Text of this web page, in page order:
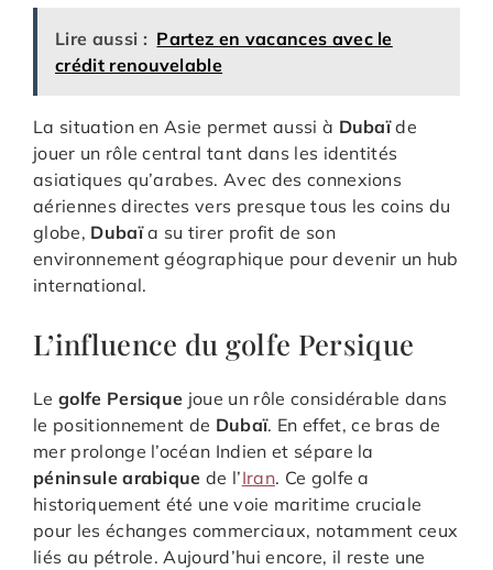
Lire aussi : Partez en vacances avec le
crédit renouvelable
La situation en Asie permet aussi à Dubaïde
jouer un rôle central tant dans les identités
asiatiques qu’arabes. Avec des connexions
aériennes directes vers presque tous les coins du
globe, Dubaïa su tirer profit de son
environnement géographique pour devenir un hub
international.
L’influence du golfe Persique
Le golfe Persique joue un rôle considérable dans
le positionnement de Dubaï. En effet, ce bras de
mer prolonge l’océan Indien et sépare la
péninsule arabique de l’Iran. Ce golfe a
historiquement été une voie maritime cruciale
pour les échanges commerciaux, notamment ceux
liés au pétrole. Aujourd’hui encore, il reste une